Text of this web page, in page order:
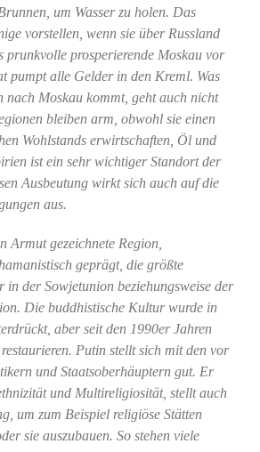
um Wasser zu holen. Das
vorstellen, wenn sie über Russland
prunkvolle prosperierende Moskau vor
pumpt alle Gelder in den Kreml. Was
nach Moskau kommt, geht auch nicht
bleiben arm, obwohl sie einen
Wohlstands erwirtschaften, Öl und
ist ein sehr wichtiger Standort der
Ausbeutung wirkt sich auch auf die
aus.
Armut gezeichnete Region,
geprägt, die größte
in der Sowjetunion beziehungsweise der
Die buddhistische Kultur wurde in
aber seit den 1990er Jahren
Putin stellt sich mit den vor
und Staatsoberhäuptern gut. Er
und Multireligiosität, stellt auch
um zum Beispiel religiöse Stätten
sie auszubauen. So stehen viele